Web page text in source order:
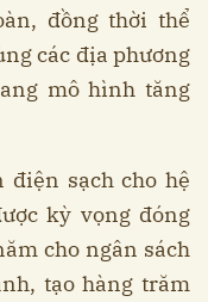
đồng thời thể
các địa phương
mô hình tăng
điện sạch cho hệ
kỳ vọng đóng
cho ngân sách
tạo hàng trăm